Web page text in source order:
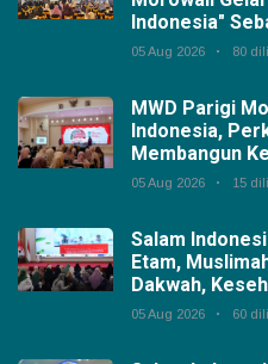
Indonesia"
05 Aug 2026 80
MWD Parigi
Indonesia,
Membangun
05 Aug 2026 15
Salam
Etam,
Dakwah,
05 Aug 2026 60